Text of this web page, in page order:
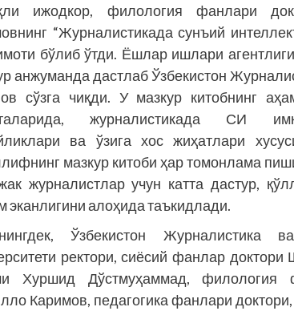
ижодкор, филология фанлари
“Журналистикада сунъий
бўлиб ўтди. Ёшлар ишлари
анжуманда дастлаб Ўзбекистон
сўзга чиқди. У мазкур китобнинг
журналистикада СИ
ва ўзига хос жиҳатлари
мазкур китоби ҳар томонлама
журналистлар учун катта дастур,
эканлигини алоҳида таъкидлади.
Ўзбекистон Журналистика
ректори, сиёсий фанлар
Хуршид Дўстмуҳаммад, филология
Каримов, педагогика фанлари